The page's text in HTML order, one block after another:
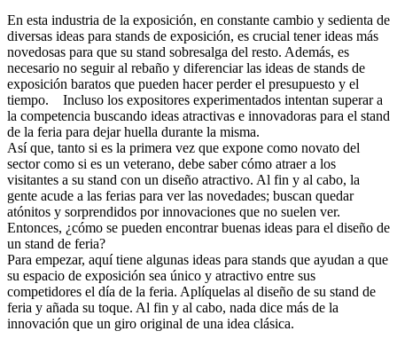
En esta industria de la exposición, en constante cambio y sedienta de
diversas ideas para stands de exposición, es crucial tener ideas más
novedosas para que su stand sobresalga del resto. Además, es
necesario no seguir al rebaño y diferenciar las ideas de stands de
exposición baratos que pueden hacer perder el presupuesto y el
tiempo. Incluso los expositores experimentados intentan superar a
la competencia buscando ideas atractivas e innovadoras para el stand
de la feria para dejar huella durante la misma.
Así que, tanto si es la primera vez que expone como novato del
sector como si es un veterano, debe saber cómo atraer a los
visitantes a su stand con un diseño atractivo. Al fin y al cabo, la
gente acude a las ferias para ver las novedades; buscan quedar
atónitos y sorprendidos por innovaciones que no suelen ver.
Entonces, ¿cómo se pueden encontrar buenas ideas para el diseño de
un stand de feria?
Para empezar, aquí tiene algunas ideas para stands que ayudan a que
su espacio de exposición sea único y atractivo entre sus
competidores el día de la feria. Aplíquelas al diseño de su stand de
feria y añada su toque. Al fin y al cabo, nada dice más de la
innovación que un giro original de una idea clásica.